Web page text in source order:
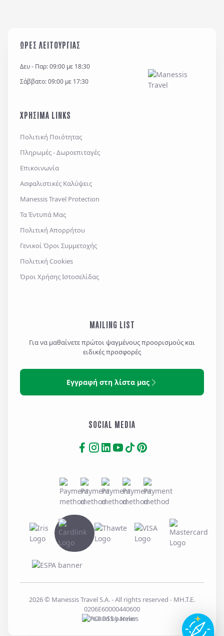
ΩΡΕΣ ΛΕΙΤΟΥΡΓΙΑΣ
Δευ - Παρ: 09:00 με 18:30
Σάββατο: 09:00 με 17:30
ΧΡΗΣΙΜΑ LINKS
Πολιτική Ποιότητας
Πληρωμές - Δωροεπιταγές
Επικοινωνία
Ασφαλιστικές Καλύψεις
Manessis Travel Protection
Τα Έντυπά Μας
Πολιτική Απορρήτου
Γενικοί Όροι Συμμετοχής
Πολιτική Cookies
Όροι Χρήσης Ιστοσελίδας
MAILING LIST
Για να μαθαίνετε πρώτοι ψαγμένους προορισμούς και
ειδικές προσφορές
Εγγραφή στη λίστα μας
SOCIAL MEDIA
2026© Manessis Travel S.A. - All rights reserved - MH.T.E.
0206E60000440600
Created byNelios